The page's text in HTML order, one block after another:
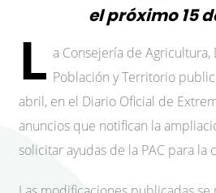
el próximo 15
L a Consejería de Agricultura,
Población y Territorio
abril, en el Diario Oficial de
anuncios que notifican la
solicitar ayudas de la PAC para la